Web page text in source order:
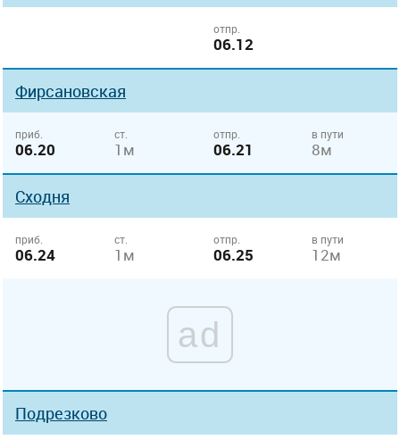
отпр.
06.12
Фирсановская
приб.
06.20
ст.
1м
отпр.
06.21
в пути
8м
Сходня
приб.
06.24
ст.
1м
отпр.
06.25
в пути
12м
ad
Подрезково